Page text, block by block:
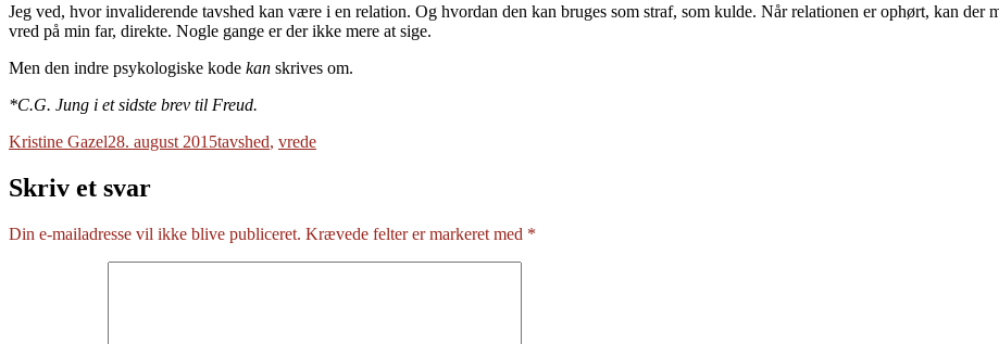
Jeg ved, hvor invaliderende tavshed kan være i en relation. Og hvordan den kan bruges som straf, som kulde. Når relationen er ophørt, kan
vred på min far, direkte. Nogle gange er der ikke mere at sige.
Men den indre psykologiske kode kan skrives om.
*C.G. Jung i et sidste brev til Freud.
Forfatter
Kristine GazelUdgivet
28. august 2015Tags
tavshed, vrede
Skriv et svar
Din e-mailadresse vil ikke blive publiceret. Krævede felter er markeret med *